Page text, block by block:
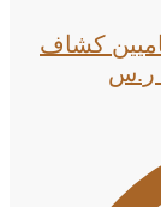
كشاف
ر.س